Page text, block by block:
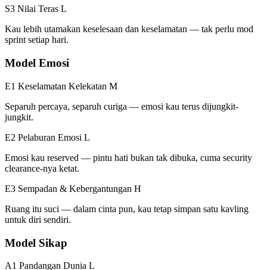
S3 Nilai Teras L
Kau lebih utamakan keselesaan dan keselamatan — tak perlu mod
sprint setiap hari.
Model Emosi
E1 Keselamatan Kelekatan M
Separuh percaya, separuh curiga — emosi kau terus dijungkit-
jungkit.
E2 Pelaburan Emosi L
Emosi kau reserved — pintu hati bukan tak dibuka, cuma security
clearance-nya ketat.
E3 Sempadan & Kebergantungan H
Ruang itu suci — dalam cinta pun, kau tetap simpan satu kavling
untuk diri sendiri.
Model Sikap
A1 Pandangan Dunia L